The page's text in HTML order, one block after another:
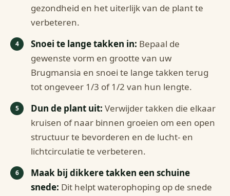
gezondheid en het uiterlijk van de plant te
verbeteren.
Snoei te lange takken in: Bepaal de
gewenste vorm en grootte van uw
Brugmansia en snoei te lange takken terug
tot ongeveer 1/3 of 1/2 van hun lengte.
Dun de plant uit: Verwijder takken die elkaar
kruisen of naar binnen groeien om een open
structuur te bevorderen en de lucht- en
lichtcirculatie te verbeteren.
Maak bij dikkere takken een schuine
snede: Dit helpt waterophoping op de snede